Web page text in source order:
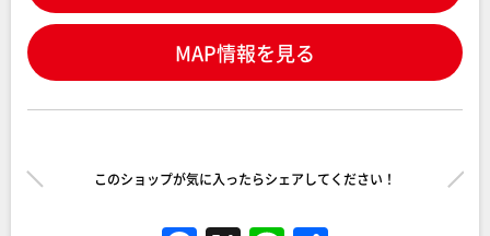
MAP情報を見る
このショップが気に入ったらシェアしてください！